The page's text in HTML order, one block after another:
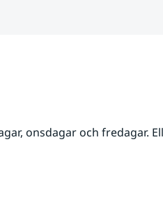
onsdagar och fredagar.